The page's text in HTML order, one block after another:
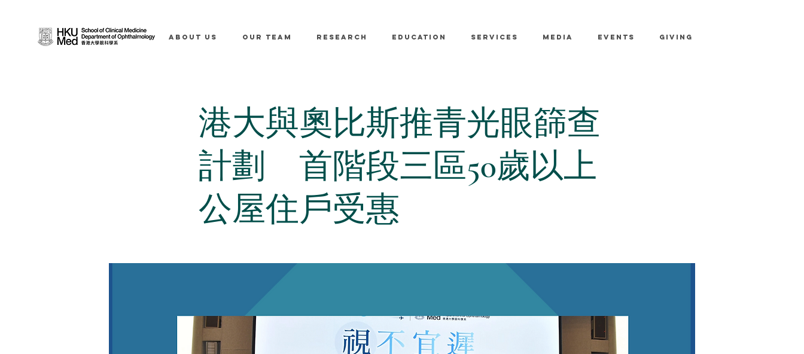
ABOUT US OUR TEAM RESEARCH EDUCATION SERVICES MEDIA EVENTS GIVING
港大與奧比斯推青光眼篩查
計劃 首階段三區50歲以上
公屋住戶受惠